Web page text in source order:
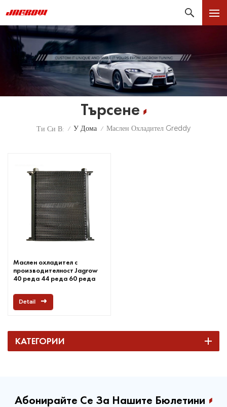
Търсене
Ти Си В: / У Дома / Маслен Охладител Greddy
Маслен охладител с
производителност Jagrow
40 реда 44 реда 60 реда
Detail
КАТЕГОРИИ
Абонирайте Се За Нашите Бюлетини